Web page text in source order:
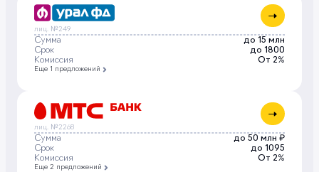
лиц. №249
Сумма
до 15 млн
Срок
до 1800
Комиссия
От 2%
Еще 1 предложений
лиц. №2268
Сумма
до 50 млн ₽
Срок
до 1095
Комиссия
От 2%
Еще 2 предложений